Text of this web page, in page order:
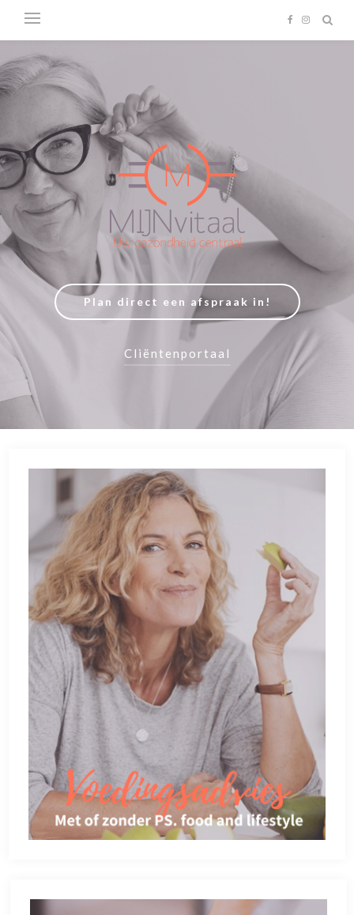
Plan direct een afspraak in!
Cliëntenportaal